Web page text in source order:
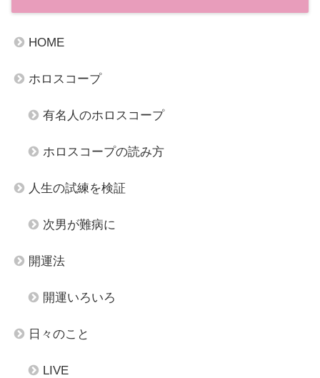
HOME
ホロスコープ
有名人のホロスコープ
ホロスコープの読み方
人生の試練を検証
次男が難病に
開運法
開運いろいろ
日々のこと
LIVE